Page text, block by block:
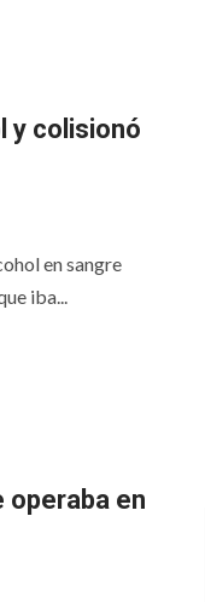
y colisionó
en sangre
iba...
operaba en